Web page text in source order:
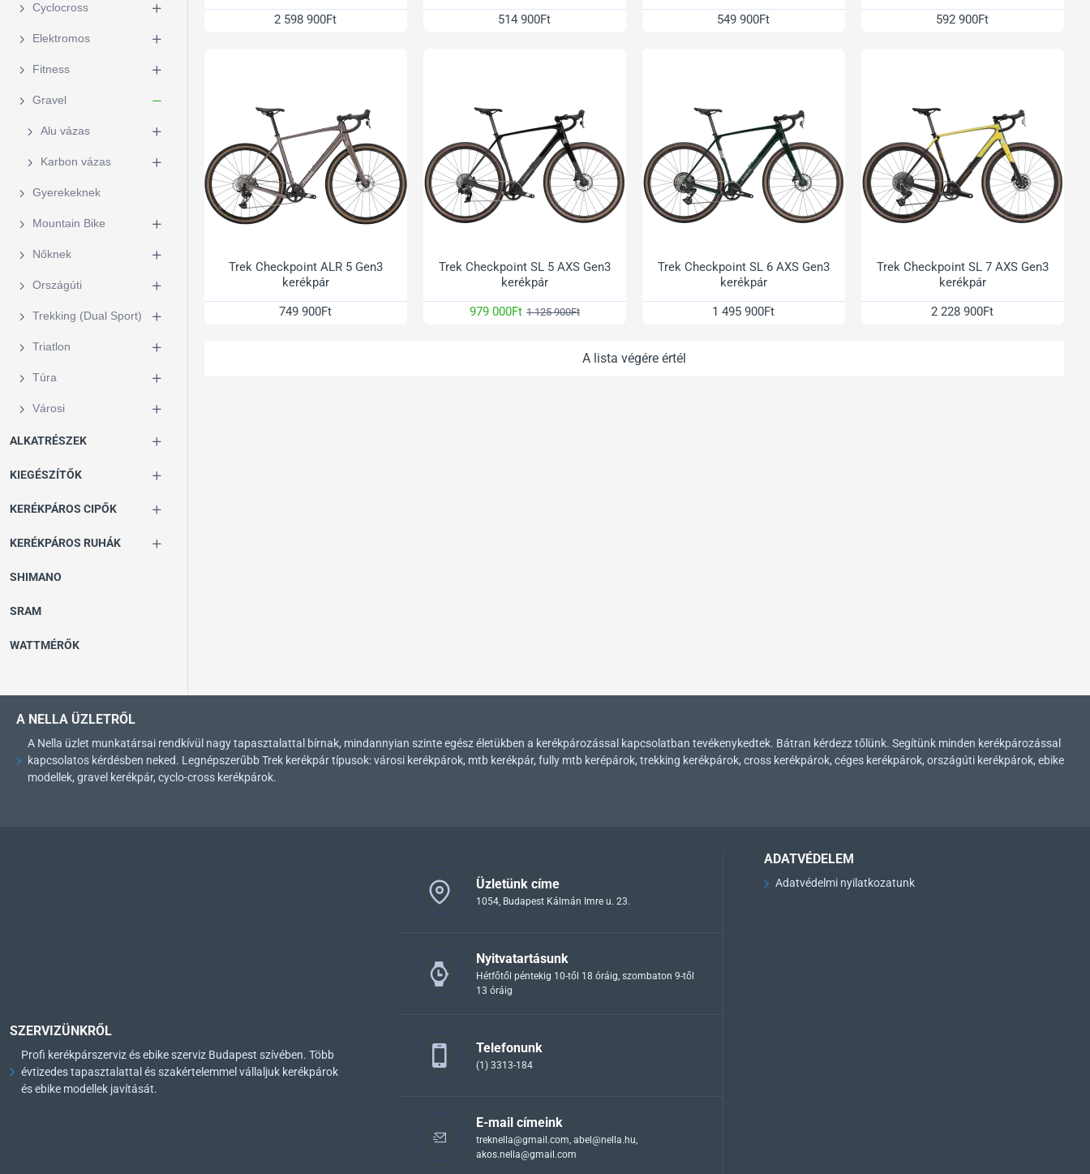
Cyclocross
Elektromos
Fitness
Gravel
Alu vázas
Karbon vázas
Gyerekeknek
Mountain Bike
Nőknek
Országúti
Trekking (Dual Sport)
Triatlon
Túra
Városi
ALKATRÉSZEK
KIEGÉSZÍTŐK
KERÉKPÁROS CIPŐK
KERÉKPÁROS RUHÁK
SHIMANO
SRAM
WATTMÉRŐK
2 598 900Ft
514 900Ft
549 900Ft
592 900Ft
Trek Checkpoint ALR 5 Gen3
kerékpár
749 900Ft
Trek Checkpoint SL 5 AXS Gen3
kerékpár
979 000Ft 1 125 900Ft
Trek Checkpoint SL 6 AXS Gen3
kerékpár
1 495 900Ft
Trek Checkpoint SL 7 AXS Gen3
kerékpár
2 228 900Ft
A lista végére értél
A NELLA ÜZLETRŐL
A Nella üzlet munkatársai rendkívül nagy tapasztalattal bírnak, mindannyian szinte egész életükben a kerékpározással kapcsolatban tevékenykedtek. Bátran kérdezz tőlünk. Segítünk minden kerékpározással
kapcsolatos kérdésben neked. Legnépszerűbb Trek kerékpár típusok: városi kerékpárok, mtb kerékpár, fully mtb kerépárok, trekking kerékpárok, cross kerékpárok, céges kerékpárok, országúti kerékpárok, ebike
modellek, gravel kerékpár, cyclo-cross kerékpárok.
SZERVIZÜNKRŐL
Profi kerékpárszerviz és ebike szerviz Budapest szívében. Több
évtizedes tapasztalattal és szakértelemmel vállaljuk kerékpárok
és ebike modellek javítását.
Üzletünk címe
1054, Budapest Kálmán Imre u. 23.
Nyitvatartásunk
Hétfőtől péntekig 10-től 18 óráig, szombaton 9-től
13 óráig
Telefonunk
(1) 3313-184
E-mail címeink
treknella@gmail.com, abel@nella.hu,
akos.nella@gmail.com
ADATVÉDELEM
Adatvédelmi nyilatkozatunk